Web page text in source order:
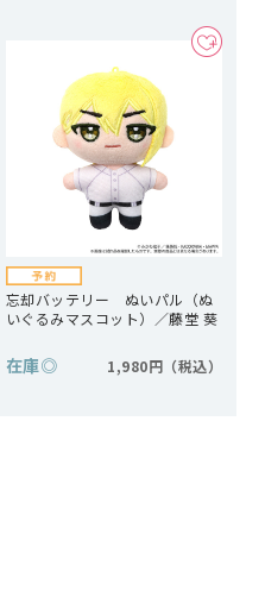
忘却バッテリー ぬいパル（ぬ
いぐるみマスコット）／藤堂 葵
在庫◎ 1,980円